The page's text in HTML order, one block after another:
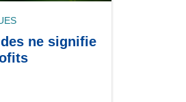
ne signifie